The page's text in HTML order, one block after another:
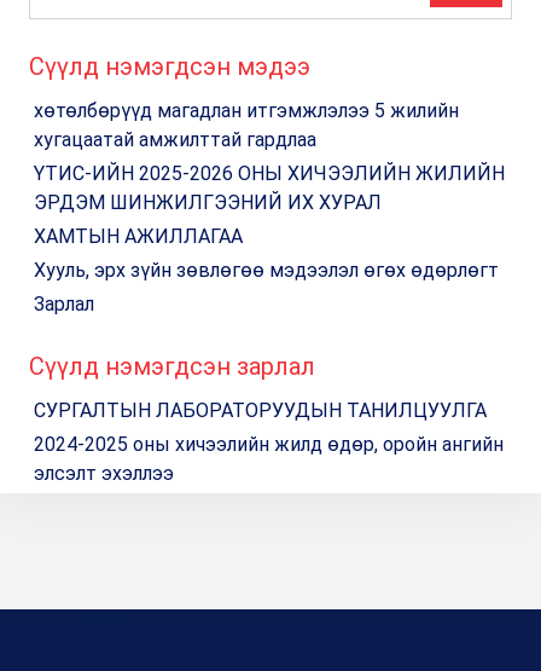
Сүүлд нэмэгдсэн мэдээ
хөтөлбөрүүд магадлан итгэмжлэлээ 5 жилийн
хугацаатай амжилттай гардлаа
ҮТИС-ИЙН 2025-2026 ОНЫ ХИЧЭЭЛИЙН ЖИЛИЙН
ЭРДЭМ ШИНЖИЛГЭЭНИЙ ИХ ХУРАЛ
ХАМТЫН АЖИЛЛАГАА
Хууль, эрх зүйн зөвлөгөө мэдээлэл өгөх өдөрлөгт
Зарлал
Сүүлд нэмэгдсэн зарлал
СУРГАЛТЫН ЛАБОРАТОРУУДЫН ТАНИЛЦУУЛГА
2024-2025 оны хичээлийн жилд өдөр, оройн ангийн
элсэлт эхэллээ